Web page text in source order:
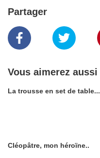
Partager
Vous aimerez aussi
La trousse en set de table...
Cléopâtre, mon héroïne..